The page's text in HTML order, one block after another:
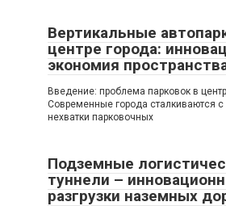
Вертикальные
центре города:
экономия
Введение: проблема парковок в
Современные города сталкиваются с
нехватки парковочных
Подземные
туннели –
разгрузки наземных